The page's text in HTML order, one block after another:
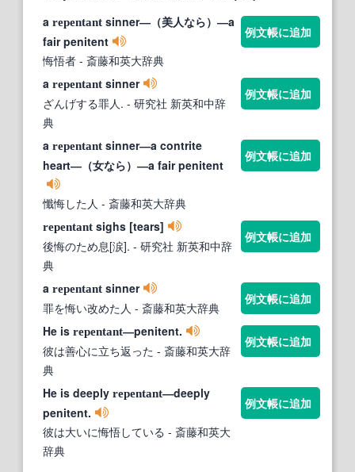
a repentant sinner―（美人なら）―a
fair penitent
悔悟者 - 斎藤和英大辞典
例文帳に追加
a repentant sinner
ざんげする罪人. - 研究社 新英和中辞
典
例文帳に追加
a repentant sinner―a contrite
heart―（女なら）―a fair penitent
懺悔した人 - 斎藤和英大辞典
例文帳に追加
repentant sighs [tears]
後悔のため息[涙]. - 研究社 新英和中辞
典
例文帳に追加
a repentant sinner
罪を悔い改めた人 - 斎藤和英大辞典
例文帳に追加
He is repentant―penitent.
彼は善心に立ち返った - 斎藤和英大辞
典
例文帳に追加
He is deeply repentant―deeply
penitent.
彼は大いに悔悟している - 斎藤和英大
辞典
例文帳に追加